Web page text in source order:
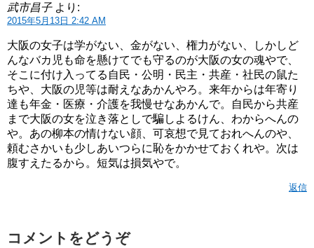
武市昌子 より:
2015年5月13日 2:42 AM
大阪の女子は学がない、金がない、権力がない、しかしど
んなバカ児も命を懸けてでも守るのが大阪の女の魂やで、
そこに付け入ってる自民・公明・民主・共産・社民の鼠た
ちや、大阪の児等は耐えなあかんやろ。来年からは年寄り
達も年金・医療・介護を我慢せなあかんで。自民から共産
まで大阪の女を泣き落としで騙しよるけん、わからへんの
や。あの柳本の情けない顔、可哀想で見ておれへんのや、
頼むさかいも少しあいつらに恥をかかせておくれや。次は
腹すえたるから。短気は損気やで。
返信
コメントをどうぞ